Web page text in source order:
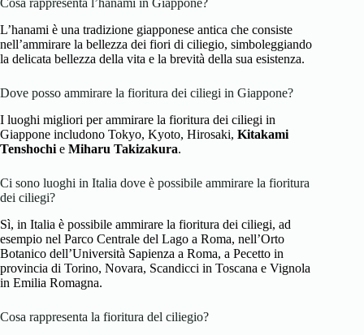
Cosa rappresenta l’hanami in Giappone?
L’hanami è una tradizione giapponese antica che consiste
nell’ammirare la bellezza dei fiori di ciliegio, simboleggiando
la delicata bellezza della vita e la brevità della sua esistenza.
Dove posso ammirare la fioritura dei ciliegi in Giappone?
I luoghi migliori per ammirare la fioritura dei ciliegi in
Giappone includono Tokyo, Kyoto, Hirosaki, Kitakami
Tenshochi e Miharu Takizakura.
Ci sono luoghi in Italia dove è possibile ammirare la fioritura
dei ciliegi?
Sì, in Italia è possibile ammirare la fioritura dei ciliegi, ad
esempio nel Parco Centrale del Lago a Roma, nell’Orto
Botanico dell’Università Sapienza a Roma, a Pecetto in
provincia di Torino, Novara, Scandicci in Toscana e Vignola
in Emilia Romagna.
Cosa rappresenta la fioritura del ciliegio?